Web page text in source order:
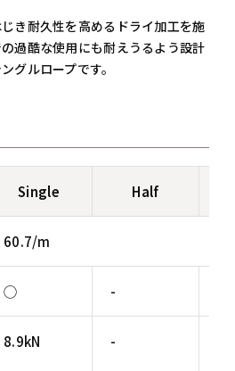
き耐久性を高めるドライ加工を施
過酷な使用にも耐えうるよう設計
グルロープです。
Single Half
60.7/m
◯ -
8.9kN -